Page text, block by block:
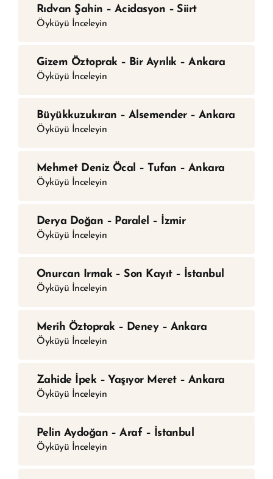
Rıdvan Şahin – Acidasyon – Siirt
Öyküyü İnceleyin
Gizem Öztoprak – Bir Ayrılık – Ankara
Öyküyü İnceleyin
Büyükkuzukıran – Alsemender – Ankara
Öyküyü İnceleyin
Mehmet Deniz Öcal – Tufan – Ankara
Öyküyü İnceleyin
Derya Doğan – Paralel – İzmir
Öyküyü İnceleyin
Onurcan Irmak – Son Kayıt – İstanbul
Öyküyü İnceleyin
Merih Öztoprak – Deney – Ankara
Öyküyü İnceleyin
Zahide İpek – Yaşıyor Meret – Ankara
Öyküyü İnceleyin
Pelin Aydoğan – Araf – İstanbul
Öyküyü İnceleyin